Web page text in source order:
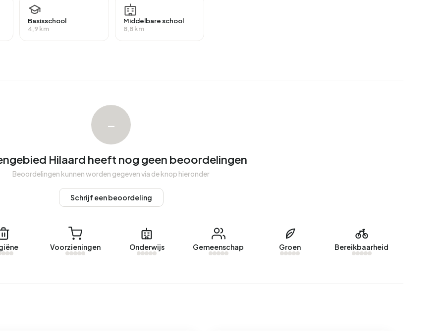
Hilaard. Afgelopen jaar zijn er geen woningen
geregistreerd energielabel. De meest voorkomende
verbruikt een adres in Buitengebied Hilaard 4.380 kWh
gemiddelde van 2.810 kWh. Het aardgasverbruik
Basisschool
4,9 km
Middelbare school
8,8 km
–
Hilaard heeft nog geen beoordelingen
Beoordelingen kunnen worden gegeven via de knop hieronder
Schrijf een beoordeling
Voorzieningen Onderwijs Gemeenschap Groen Bereikbaarheid